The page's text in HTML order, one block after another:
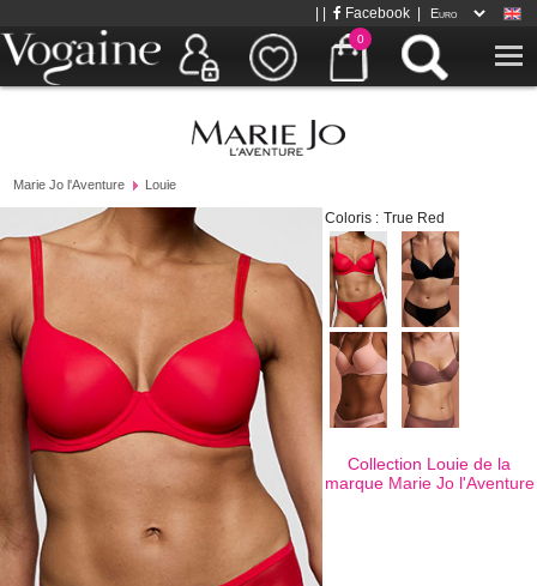
0
Facebook
Marie Jo l'Aventure Louie
Coloris : True Red
Collection Louie de la
marque Marie Jo l'Aventure